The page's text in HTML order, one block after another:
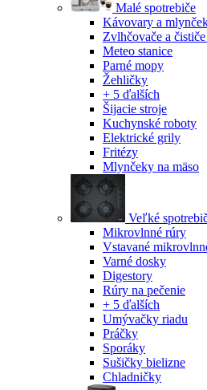
Malé spotrebiče
Kávovary a
Zvlhčovače a
Meteo stanice
Parné mopy
Žehličky
+ 5 ďalších
Šijacie stroje
Kuchynské roboty
Elektrické grily
Fritézy
Mlynčeky na mäso
Veľké
Mikrovlnné rúry
Vstavané
Varné dosky
Digestory
Rúry na pečenie
+ 5 ďalších
Umývačky riadu
Práčky
Sporáky
Sušičky bielizne
Chladničky